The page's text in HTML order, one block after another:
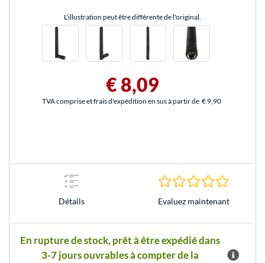
L'illustration peut être différente de l'original.
€ 8,09
TVA comprise et frais d'expédition en sus à partir de € 9,90
Détails Evaluez maintenant
En rupture de stock, prêt à être expédié dans
3-7 jours ouvrables à compter de la